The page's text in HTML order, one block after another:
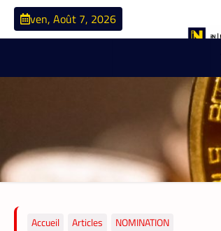
ven, Août 7, 2026
Accueil Articles NOMINATION